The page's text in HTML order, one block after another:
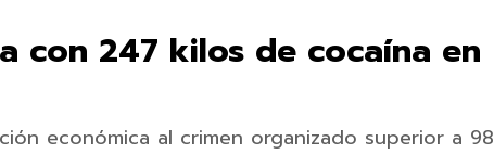
con 247 kilos de cocaína en
económica al crimen organizado superior a 98